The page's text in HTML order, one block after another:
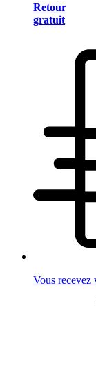
Retour
gratuit
Vous recevez